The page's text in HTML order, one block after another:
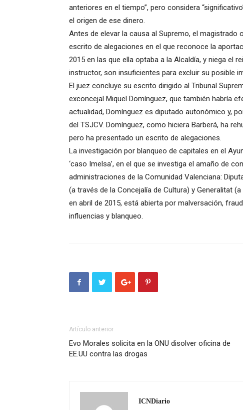
anteriores en el tiempo”, pero considera
el origen de ese dinero.
Antes de elevar la causa al Supremo, el
escrito de alegaciones en el que reconoce la
2015 en las que ella optaba a la Alcaldía, y niega el
instructor, son insuficientes para excluir su posible
El juez concluye su escrito dirigido al Tribunal
exconcejal Miquel Domínguez, que también habría
actualidad, Domínguez es diputado autonómico y,
del TSJCV. Domínguez, como hiciera Barberá, ha
pero ha presentado un escrito de alegaciones.
La investigación por blanqueo de capitales en el
‘caso Imelsa’, en el que se investiga el amaño de
administraciones de la Comunidad Valenciana:
(a través de la Concejalía de Cultura) y Generalitat
en abril de 2015, está abierta por malversación,
influencias y blanqueo.
Artículo anterior
Evo Morales solicita en la ONU disolver oficina de
EE.UU contra las drogas
ICNDiario